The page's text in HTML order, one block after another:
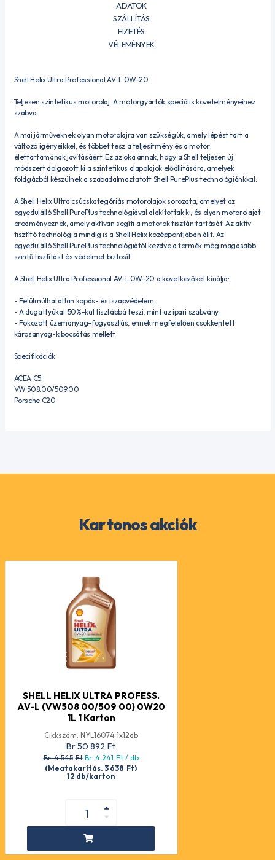
ADATOK
SZÁLLÍTÁS
FIZETÉS
VÉLEMÉNYEK
Shell Helix Ultra Professional AV-L 0W-20
Teljesen szintetikus motorolaj. A motorgyártók speciális követelményeihez
szabva.
A mai járműveknek olyan motorolajra van szükségük, amely lépést tart a
változó igényeikkel, és többet tesz a teljesítmény és a motor
élettartamának javításáért. Ez az oka annak, hogy a Shell teljesen új
módszert dolgozott ki a szintetikus alapolajok előállítására, amelyek
földgázból készülnek a szabadalmaztatott Shell PurePlus technológiánkkal.
A Shell Helix Ultra csúcskategóriás motorolajok sorozata, amelyet az
egyedülálló Shell PurePlus technológiával alakítottak ki, és olyan motorolajat
eredményeznek, amely aktívan segíti a motorok tisztán tartását. Az aktív
tisztító technológia mindig is a Shell Helix középpontjában állt. Az
egyedülálló Shell PurePlus technológiától kezdve a termék még magasabb
szintű tisztítást és védelmet biztosít.
A Shell Helix Ultra Professional AV-L 0W-20 a következőket kínálja:
- Felülmúlhatatlan kopás- és iszapvédelem
- A dugattyúkat 50%-kal tisztábbá teszi, mint az ipari szabvány
- Fokozott üzemanyag-fogyasztás, ennek megfelelően csökkentett
károsanyag-kibocsátás mellett
Specifikációk:
ACEA C5
VW 508.00/509.00
Porsche C20
Kartonos akciók
SHELL HELIX ULTRA PROFESS.
AV-L (VW508 00/509 00) 0W20
1L 1 Karton
Cikkszám: NYL16074 1x12db
Br 50 892 Ft
Br. 4 545 Ft Br. 4 241 Ft/ db
(Megtakarítás. 3 638 Ft)
12 db/karton